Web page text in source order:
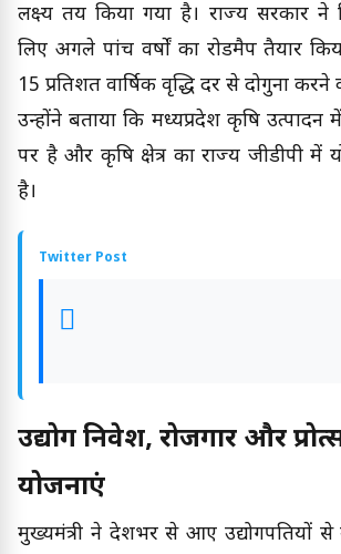
लक्ष्य तय किया गया है। राज्य सरकार
लिए अगले पांच वर्षों का रोडमैप तैयार
15 प्रतिशत वार्षिक वृद्धि दर से दोगुना
उन्होंने बताया कि मध्यप्रदेश कृषि
पर है और कृषि क्षेत्र का राज्य जीडीपी में
है।
Twitter Post
उद्योग निवेश, रोजगार और
योजनाएं
मुख्यमंत्री ने देशभर से आए उद्योगपतियों से